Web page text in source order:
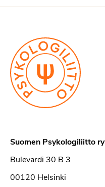
Suomen Psykologiliitto ry
Bulevardi 30 B 3
00120 Helsinki